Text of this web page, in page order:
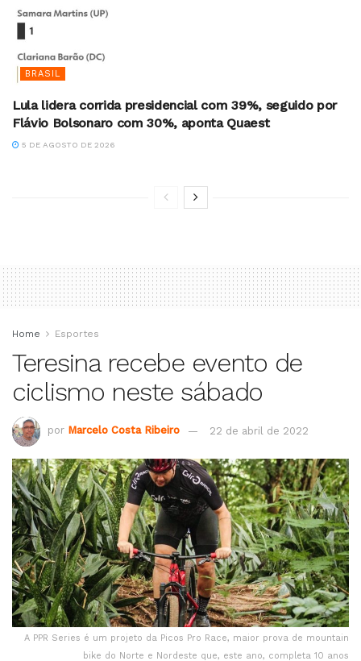
BRASIL
Lula lidera corrida presidencial com 39%, seguido por
Flávio Bolsonaro com 30%, aponta Quaest
5 DE AGOSTO DE 2026
Home Esportes
Teresina recebe evento de
ciclismo neste sábado
por Marcelo Costa Ribeiro 22 de abril de 2022
A PPR Series é um projeto da Picos Pro Race, maior prova de mountain
bike do Norte e Nordeste que, este ano, completa 10 anos